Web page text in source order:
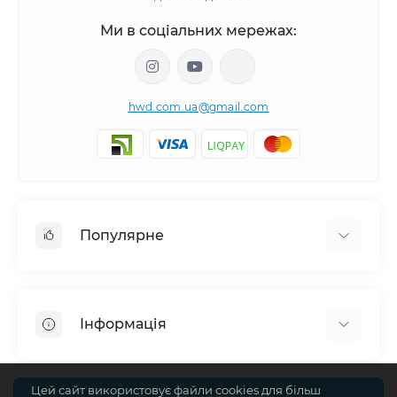
для корпоративного сегменту. Нанесення логотипу
підвищити впізнаваність бренду та зміцнити відносини
Чому варто обрати подарунки з іменним гравіюванням:
емоційна цінність подарунка
технології гравіювання, що забезпечує чіткість деталей
Ми в соціальних мережах:
hwd.com.ua@gmail.com
Популярне
Медальниці
Інформація
Цей сайт використовує файли cookies для більш